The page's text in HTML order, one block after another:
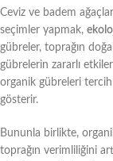
Ceviz ve badem
seçimler yapmak,
gübreler, toprağın
gübrelerin zararlı
organik gübreleri tercih
gösterir.
Bununla birlikte,
toprağın verimliliğini